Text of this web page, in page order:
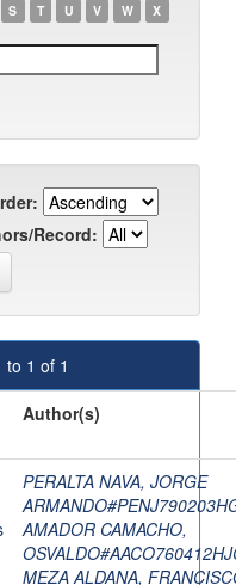
S T U V W
X
Record:
to 1 of 1
Author(s)
PERALTA NAVA, JORGE
AMADOR CAMACHO,
MEZA ALDANA,